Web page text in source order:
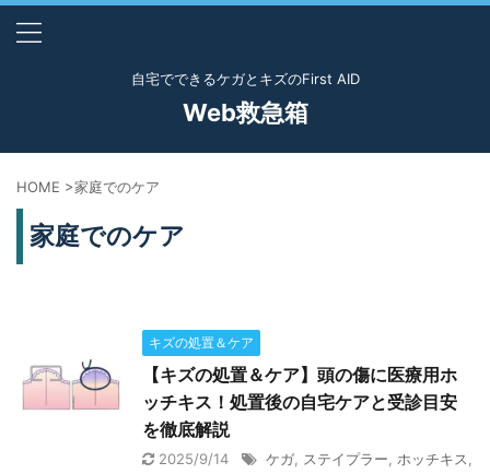
自宅でできるケガとキズのFirst AID
Web救急箱
HOME >家庭でのケア
家庭でのケア
キズの処置＆ケア
【キズの処置＆ケア】頭の傷に医療用ホ
ッチキス！処置後の自宅ケアと受診目安
を徹底解説
2025/9/14 ケガ ステイプラー ホッチキス